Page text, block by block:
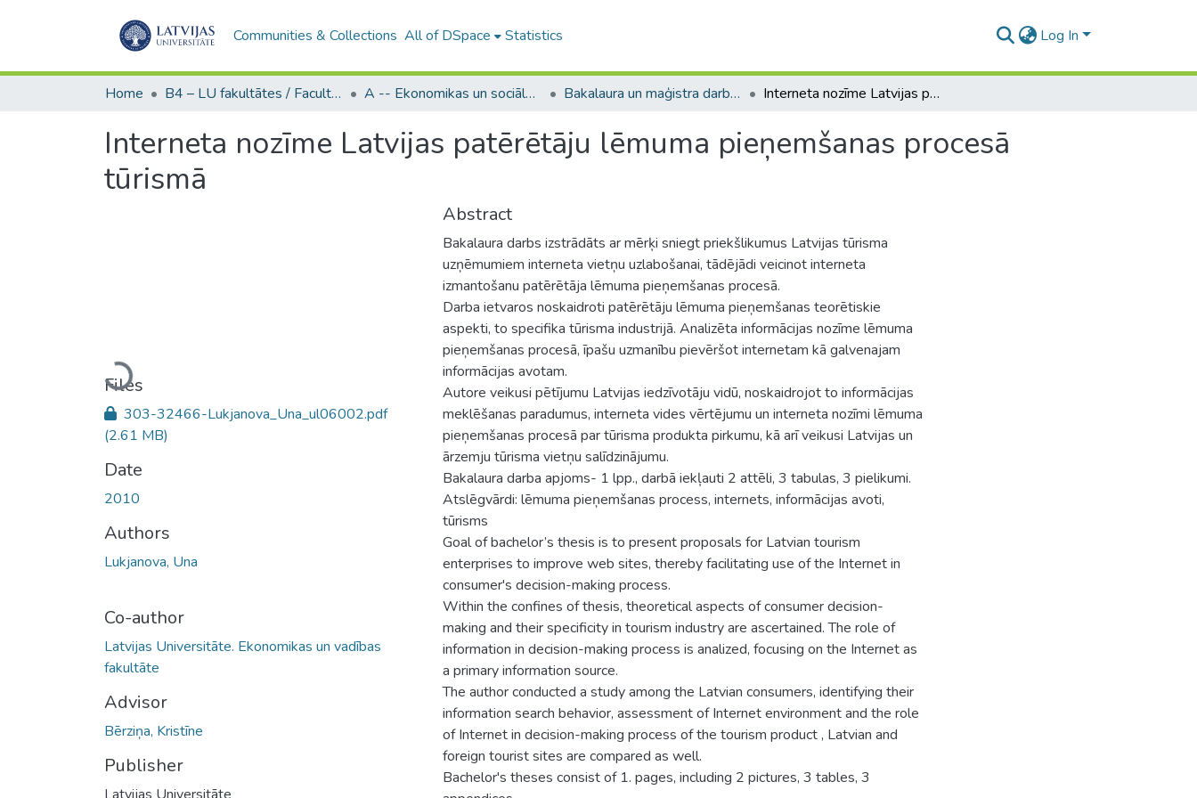
Communities & Collections All of DSpace Statistics Log In
Home B4 – LU fakultātes / Faculties of the UL A -- Ekonomikas un sociālo zinātņu fakultāte / Faculty of Economics and Social Sciences Bakalaura un maģistra darbi (ESZF) / Bachelor's and Master's theses Interneta nozīme Latvijas patērētāju lēmuma pieņemšanas procesā tūrismā
Interneta nozīme Latvijas patērētāju lēmuma pieņemšanas procesā
tūrismā
Loading...
Files
303-32466-Lukjanova_Una_ul06002.pdf
(2.61 MB)
Date
2010
Authors
Lukjanova, Una
Co-author
Latvijas Universitāte. Ekonomikas un vadības
fakultāte
Advisor
Bērziņa, Kristīne
Publisher
Abstract
Bakalaura darbs izstrādāts ar mērķi sniegt priekšlikumus Latvijas tūrisma
uzņēmumiem interneta vietņu uzlabošanai, tādējādi veicinot interneta
izmantošanu patērētāja lēmuma pieņemšanas procesā.
Darba ietvaros noskaidroti patērētāju lēmuma pieņemšanas teorētiskie
aspekti, to specifika tūrisma industrijā. Analizēta informācijas nozīme lēmuma
pieņemšanas procesā, īpašu uzmanību pievēršot internetam kā galvenajam
informācijas avotam.
Autore veikusi pētījumu Latvijas iedzīvotāju vidū, noskaidrojot to informācijas
meklēšanas paradumus, interneta vides vērtējumu un interneta nozīmi lēmuma
pieņemšanas procesā par tūrisma produkta pirkumu, kā arī veikusi Latvijas un
ārzemju tūrisma vietņu salīdzinājumu.
Bakalaura darba apjoms- 1 lpp., darbā iekļauti 2 attēli, 3 tabulas, 3 pielikumi.
Atslēgvārdi: lēmuma pieņemšanas process, internets, informācijas avoti,
tūrisms
Goal of bachelor’s thesis is to present proposals for Latvian tourism
enterprises to improve web sites, thereby facilitating use of the Internet in
consumer's decision-making process.
Within the confines of thesis, theoretical aspects of consumer decision-
making and their specificity in tourism industry are ascertained. The role of
information in decision-making process is analized, focusing on the Internet as
a primary information source.
The author conducted a study among the Latvian consumers, identifying their
information search behavior, assessment of Internet environment and the role
of Internet in decision-making process of the tourism product , Latvian and
foreign tourist sites are compared as well.
Bachelor's theses consist of 1. pages, including 2 pictures, 3 tables, 3